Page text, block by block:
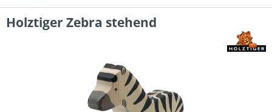
Holztiger Zebra stehend